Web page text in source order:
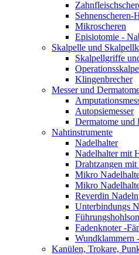
Sehnenscheren-
Mikroscheren
Episiotomie -
Skalpelle und
Skalpellgriffe
Klingenbrecher
Messer und
Autopsiemesser
Dermatome und
Nahtinstrumente
Nadelhalter
Nadelhalter mit
Drahtzangen
Mikro
Mikro
Reverdin Nadeln
Unterbindungs
Fadenknoter -
Wundklammern
Kanülen, Trokare,